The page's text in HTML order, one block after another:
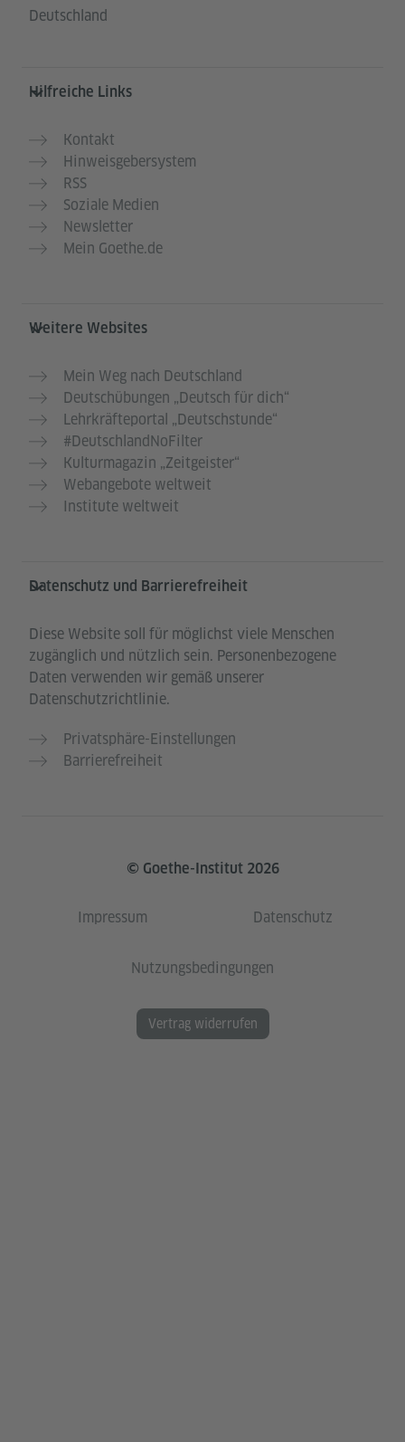
Deutschland
Hilfreiche Links
Kontakt
Hinweisgebersystem
RSS
Soziale Medien
Newsletter
Mein Goethe.de
Weitere Websites
Mein Weg nach Deutschland
Deutschübungen „Deutsch für dich“
Lehrkräfteportal „Deutschstunde“
#DeutschlandNoFilter
Kulturmagazin „Zeitgeister“
Webangebote weltweit
Institute weltweit
Datenschutz und Barrierefreiheit
Diese Website soll für möglichst viele Menschen
zugänglich und nützlich sein. Personenbezogene
Daten verwenden wir gemäß unserer
Datenschutzrichtlinie.
Privatsphäre-Einstellungen
Barrierefreiheit
© Goethe-Institut 2026
Impressum Datenschutz
Nutzungsbedingungen
Vertrag widerrufen